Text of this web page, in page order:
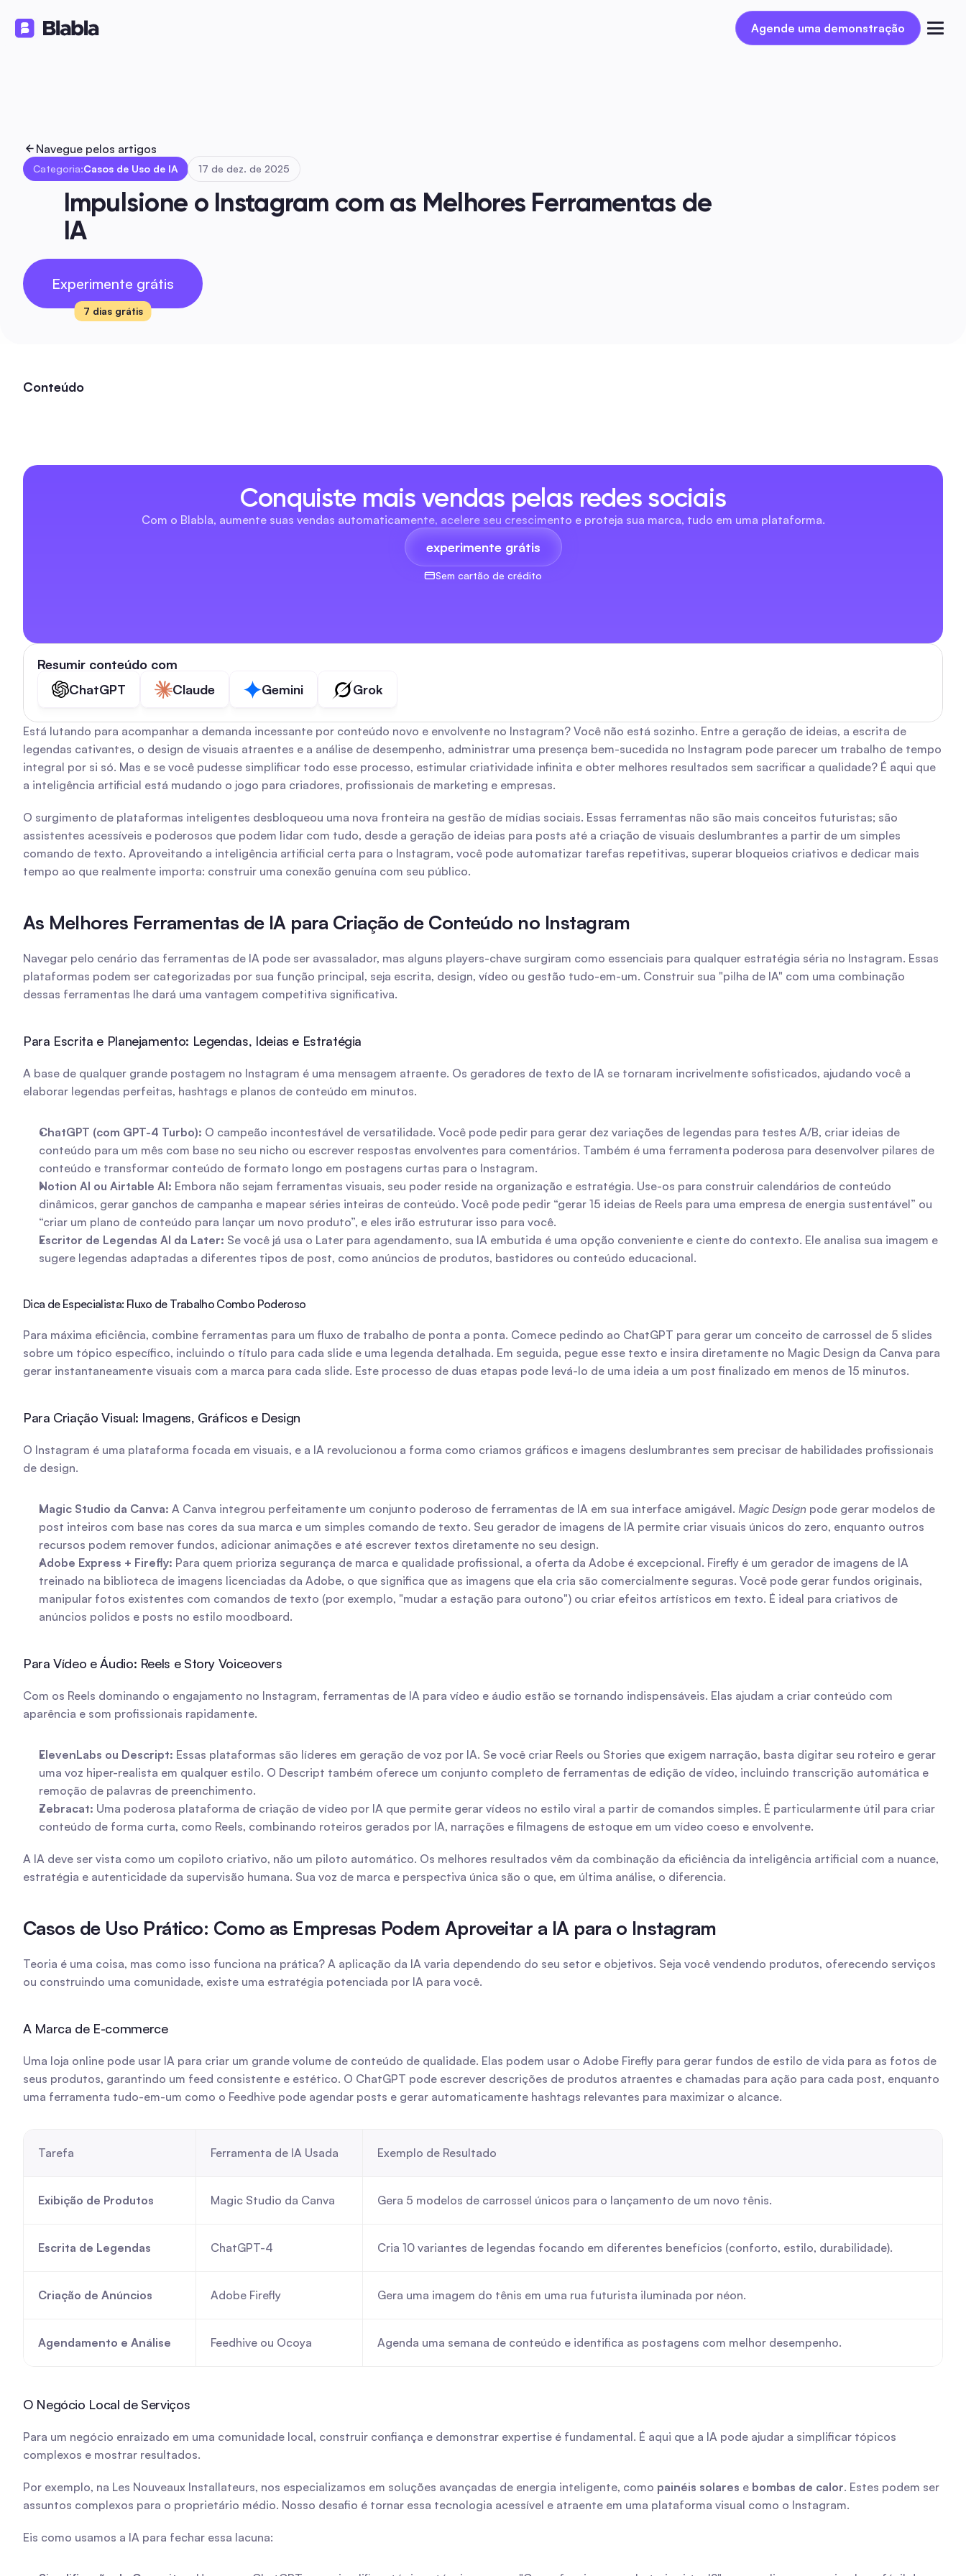
Agende uma demonstração
Agende uma demonstração
Navegue pelos artigos
Categoria:Casos de Uso de IA 17 de dez. de 2025
Impulsione o Instagram com as Melhores Ferramentas de
IA
Experimente grátis
7 dias grátis
Conteúdo
Resumir conteúdo com
ChatGPT
Claude Gemini Grok
Está lutando para acompanhar a demanda incessante por conteúdo novo e envolvente no Instagram? Você não está sozinho. Entre a geração de ideias, a escrita de
legendas cativantes, o design de visuais atraentes e a análise de desempenho, administrar uma presença bem-sucedida no Instagram pode parecer um trabalho de tempo
integral por si só. Mas e se você pudesse simplificar todo esse processo, estimular criatividade infinita e obter melhores resultados sem sacrificar a qualidade? É aqui que
a inteligência artificial está mudando o jogo para criadores, profissionais de marketing e empresas.
O surgimento de plataformas inteligentes desbloqueou uma nova fronteira na gestão de mídias sociais. Essas ferramentas não são mais conceitos futuristas; são
assistentes acessíveis e poderosos que podem lidar com tudo, desde a geração de ideias para posts até a criação de visuais deslumbrantes a partir de um simples
comando de texto. Aproveitando a inteligência artificial certa para o Instagram, você pode automatizar tarefas repetitivas, superar bloqueios criativos e dedicar mais
tempo ao que realmente importa: construir uma conexão genuína com seu público.
As Melhores Ferramentas de IA para Criação de Conteúdo no Instagram
Navegar pelo cenário das ferramentas de IA pode ser avassalador, mas alguns players-chave surgiram como essenciais para qualquer estratégia séria no Instagram. Essas
plataformas podem ser categorizadas por sua função principal, seja escrita, design, vídeo ou gestão tudo-em-um. Construir sua "pilha de IA" com uma combinação
dessas ferramentas lhe dará uma vantagem competitiva significativa.
Para Escrita e Planejamento: Legendas, Ideias e Estratégia
A base de qualquer grande postagem no Instagram é uma mensagem atraente. Os geradores de texto de IA se tornaram incrivelmente sofisticados, ajudando você a
elaborar legendas perfeitas, hashtags e planos de conteúdo em minutos.
ChatGPT (com GPT-4 Turbo): O campeão incontestável de versatilidade. Você pode pedir para gerar dez variações de legendas para testes A/B, criar ideias de
conteúdo para um mês com base no seu nicho ou escrever respostas envolventes para comentários. Também é uma ferramenta poderosa para desenvolver pilares de
conteúdo e transformar conteúdo de formato longo em postagens curtas para o Instagram.
Notion AI ou Airtable AI: Embora não sejam ferramentas visuais, seu poder reside na organização e estratégia. Use-os para construir calendários de conteúdo
dinâmicos, gerar ganchos de campanha e mapear séries inteiras de conteúdo. Você pode pedir “gerar 15 ideias de Reels para uma empresa de energia sustentável” ou
“criar um plano de conteúdo para lançar um novo produto”, e eles irão estruturar isso para você.
Escritor de Legendas AI da Later: Se você já usa o Later para agendamento, sua IA embutida é uma opção conveniente e ciente do contexto. Ele analisa sua imagem e
sugere legendas adaptadas a diferentes tipos de post, como anúncios de produtos, bastidores ou conteúdo educacional.
Dica de Especialista: Fluxo de Trabalho Combo Poderoso
Para máxima eficiência, combine ferramentas para um fluxo de trabalho de ponta a ponta. Comece pedindo ao ChatGPT para gerar um conceito de carrossel de 5 slides
sobre um tópico específico, incluindo o título para cada slide e uma legenda detalhada. Em seguida, pegue esse texto e insira diretamente no Magic Design da Canva para
gerar instantaneamente visuais com a marca para cada slide. Este processo de duas etapas pode levá-lo de uma ideia a um post finalizado em menos de 15 minutos.
Para Criação Visual: Imagens, Gráficos e Design
O Instagram é uma plataforma focada em visuais, e a IA revolucionou a forma como criamos gráficos e imagens deslumbrantes sem precisar de habilidades profissionais
de design.
Magic Studio da Canva: A Canva integrou perfeitamente um conjunto poderoso de ferramentas de IA em sua interface amigável. Magic Design pode gerar modelos de
post inteiros com base nas cores da sua marca e um simples comando de texto. Seu gerador de imagens de IA permite criar visuais únicos do zero, enquanto outros
recursos podem remover fundos, adicionar animações e até escrever textos diretamente no seu design.
Adobe Express + Firefly: Para quem prioriza segurança de marca e qualidade profissional, a oferta da Adobe é excepcional. Firefly é um gerador de imagens de IA
treinado na biblioteca de imagens licenciadas da Adobe, o que significa que as imagens que ela cria são comercialmente seguras. Você pode gerar fundos originais,
manipular fotos existentes com comandos de texto (por exemplo, "mudar a estação para outono") ou criar efeitos artísticos em texto. É ideal para criativos de
anúncios polidos e posts no estilo moodboard.
Para Vídeo e Áudio: Reels e Story Voiceovers
Com os Reels dominando o engajamento no Instagram, ferramentas de IA para vídeo e áudio estão se tornando indispensáveis. Elas ajudam a criar conteúdo com
aparência e som profissionais rapidamente.
ElevenLabs ou Descript: Essas plataformas são líderes em geração de voz por IA. Se você criar Reels ou Stories que exigem narração, basta digitar seu roteiro e gerar
uma voz hiper-realista em qualquer estilo. O Descript também oferece um conjunto completo de ferramentas de edição de vídeo, incluindo transcrição automática e
remoção de palavras de preenchimento.
Zebracat: Uma poderosa plataforma de criação de vídeo por IA que permite gerar vídeos no estilo viral a partir de comandos simples. É particularmente útil para criar
conteúdo de forma curta, como Reels, combinando roteiros gerados por IA, narrações e filmagens de estoque em um vídeo coeso e envolvente.
A IA deve ser vista como um copiloto criativo, não um piloto automático. Os melhores resultados vêm da combinação da eficiência da inteligência artificial com a nuance,
estratégia e autenticidade da supervisão humana. Sua voz de marca e perspectiva única são o que, em última análise, o diferencia.
Casos de Uso Prático: Como as Empresas Podem Aproveitar a IA para o Instagram
Teoria é uma coisa, mas como isso funciona na prática? A aplicação da IA varia dependendo do seu setor e objetivos. Seja você vendendo produtos, oferecendo serviços
ou construindo uma comunidade, existe uma estratégia potenciada por IA para você.
A Marca de E-commerce
Uma loja online pode usar IA para criar um grande volume de conteúdo de qualidade. Elas podem usar o Adobe Firefly para gerar fundos de estilo de vida para as fotos de
seus produtos, garantindo um feed consistente e estético. O ChatGPT pode escrever descrições de produtos atraentes e chamadas para ação para cada post, enquanto
uma ferramenta tudo-em-um como o Feedhive pode agendar posts e gerar automaticamente hashtags relevantes para maximizar o alcance.
Tarefa Ferramenta de IA Usada Exemplo de Resultado
Exibição de Produtos Magic Studio da Canva Gera 5 modelos de carrossel únicos para o lançamento de um novo tênis.
Escrita de Legendas ChatGPT-4 Cria 10 variantes de legendas focando em diferentes benefícios (conforto, estilo, durabilidade).
Criação de Anúncios Adobe Firefly Gera uma imagem do tênis em uma rua futurista iluminada por néon.
Agendamento e Análise Feedhive ou Ocoya Agenda uma semana de conteúdo e identifica as postagens com melhor desempenho.
O Negócio Local de Serviços
Para um negócio enraizado em uma comunidade local, construir confiança e demonstrar expertise é fundamental. É aqui que a IA pode ajudar a simplificar tópicos
complexos e mostrar resultados.
Por exemplo, na Les Nouveaux Installateurs, nos especializamos em soluções avançadas de energia inteligente, como painéis solares e bombas de calor. Estes podem ser
assuntos complexos para o proprietário médio. Nosso desafio é tornar essa tecnologia acessível e atraente em uma plataforma visual como o Instagram.
Eis como usamos a IA para fechar essa lacuna:
Conquiste mais vendas pelas redes sociais
Com o Blabla, aumente suas vendas automaticamente, acelere seu crescimento e proteja sua marca, tudo em uma plataforma.
experimente grátis
Sem cartão de crédito